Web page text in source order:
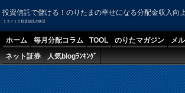
投資信託で儲ける！のりたまの幸せになる分配金収入向
１２／１５投資信託の状況
ホーム 毎月分配コラム TOOL のりたマガジン メ
ネット証券
人気blogﾗﾝｷﾝｸﾞ